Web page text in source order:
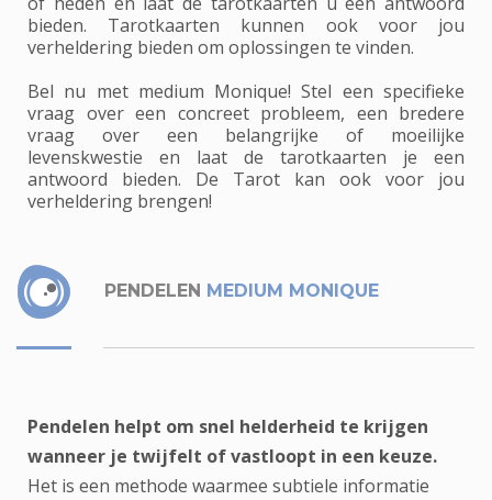
bieden. Tarotkaarten kunnen ook voor jou
verheldering bieden om oplossingen te vinden.
Bel nu met medium Monique! Stel een specifieke
vraag over een concreet probleem, een bredere
vraag over een belangrijke of moeilijke
levenskwestie en laat de tarotkaarten je een
antwoord bieden. De Tarot kan ook voor jou
verheldering brengen!
PENDELEN MEDIUM MONIQUE
Pendelen helpt om snel helderheid te krijgen
wanneer je twijfelt of vastloopt in een keuze.
Het is een methode waarmee subtiele informatie